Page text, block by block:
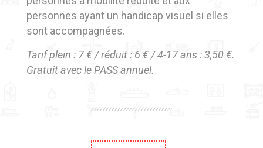
personnes ayant un handicap visuel si elles
sont accompagnées.
Tarif plein : 7 € / réduit : 6 € / 4-17 ans : 3,50 €.
Gratuit avec le PASS annuel.